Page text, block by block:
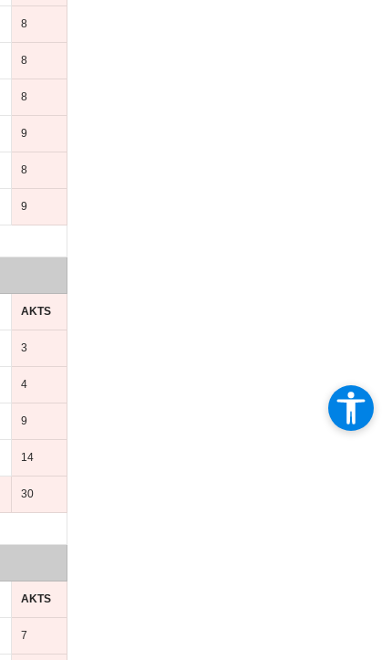
8
8
8
9
8
9
AKTS
3
4
9
14
30
AKTS
7